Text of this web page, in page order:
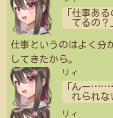
「仕事あ
てるの？
仕事というのはよく分
してきたから。
リィ
「んー……
れられな
リィ